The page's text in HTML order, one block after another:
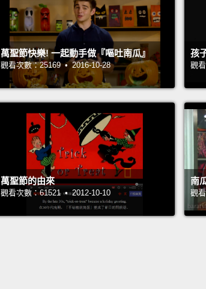
樣展開的。
Hey, Jane. You're
嘿，Jane。妳心情不好
Umm...no.
嗯...沒有。
It's about to get worse.
那即將變得更糟糕囉。
It's not.
不會的。
萬聖節快樂! 一起動手做『嘔吐南瓜』
觀看次數：25169 • 2016-10-28
孩
觀
萬聖節的由來
觀看次數：61521 • 2012-10-10
南
觀